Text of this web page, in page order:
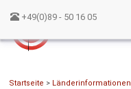
+49(0)89 - 50 16 05
Startseite > Länderinformationen